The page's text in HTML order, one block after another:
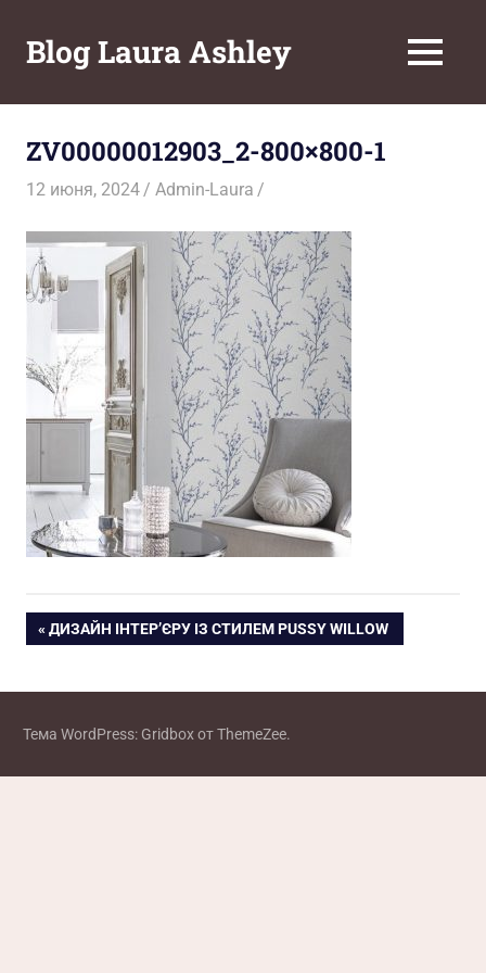
содержимому
Blog Laura Ashley МЕНЮ
ZV00000012903_2-800×800-1
12 июня, 2024 Admin-Laura
Навигация
по
записям
ПРЕДЫДУЩАЯ
ДИЗАЙН ІНТЕР’ЄРУ ІЗ СТИЛЕМ PUSSY WILLOW
Тема WordPress: Gridbox от ThemeZee.